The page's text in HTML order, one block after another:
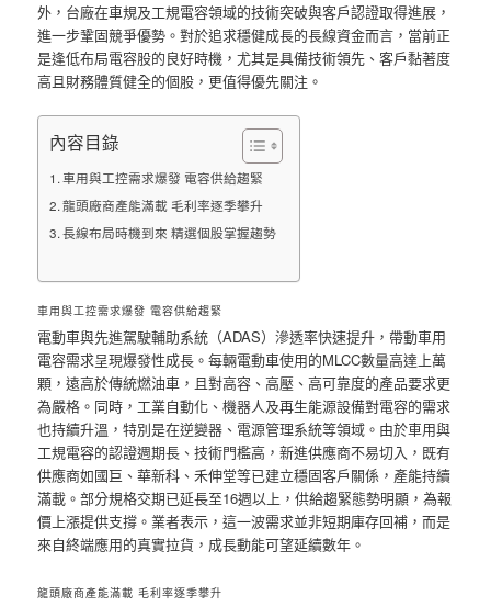
外，台廠在車規及工規電容領域的技術突破與客戶認證取得進展，
進一步鞏固競爭優勢。對於追求穩健成長的長線資金而言，當前正
是逢低布局電容股的良好時機，尤其是具備技術領先、客戶黏著度
高且財務體質健全的個股，更值得優先關注。
內容目錄
車用與工控需求爆發 電容供給趨緊
龍頭廠商產能滿載 毛利率逐季攀升
長線布局時機到來 精選個股掌握趨勢
車用與工控需求爆發 電容供給趨緊
電動車與先進駕駛輔助系統（ADAS）滲透率快速提升，帶動車用
電容需求呈現爆發性成長。每輛電動車使用的MLCC數量高達上萬
顆，遠高於傳統燃油車，且對高容、高壓、高可靠度的產品要求更
為嚴格。同時，工業自動化、機器人及再生能源設備對電容的需求
也持續升溫，特別是在逆變器、電源管理系統等領域。由於車用與
工規電容的認證週期長、技術門檻高，新進供應商不易切入，既有
供應商如國巨、華新科、禾伸堂等已建立穩固客戶關係，產能持續
滿載。部分規格交期已延長至16週以上，供給趨緊態勢明顯，為報
價上漲提供支撐。業者表示，這一波需求並非短期庫存回補，而是
來自終端應用的真實拉貨，成長動能可望延續數年。
龍頭廠商產能滿載 毛利率逐季攀升